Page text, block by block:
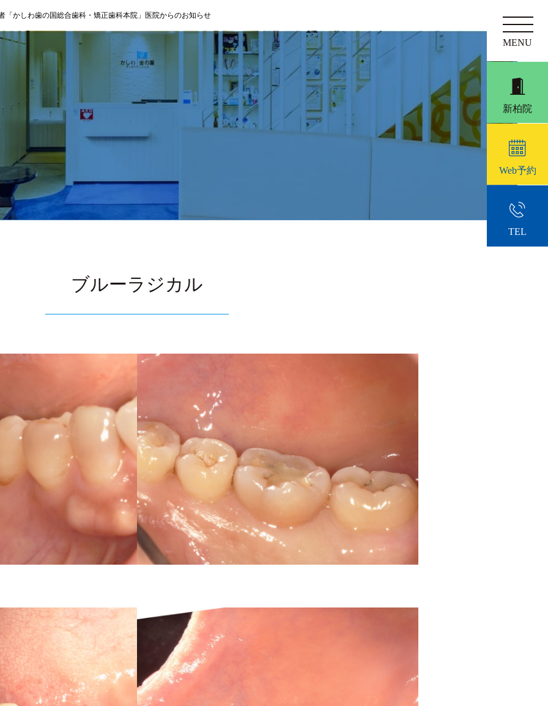
「かしわ歯の国総合歯科・矯正歯科本院」医院からのお知らせ
新柏院
Web予約
TEL
ブルーラジカル